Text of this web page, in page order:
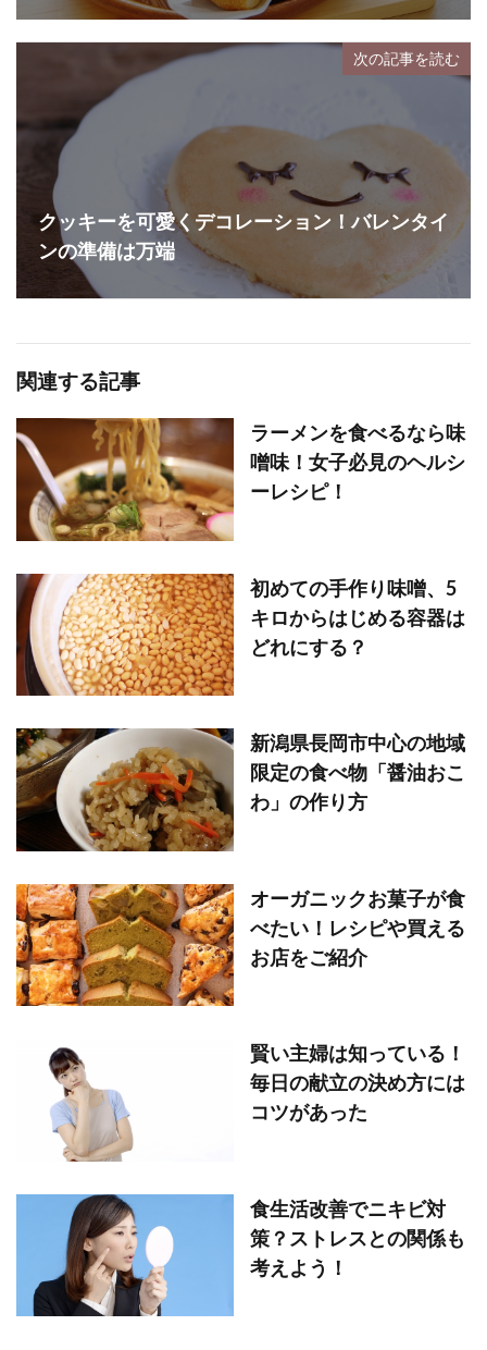
次の記事を読む
クッキーを可愛くデコレーション！バレンタイ
ンの準備は万端
関連する記事
ラーメンを食べるなら味
噌味！女子必見のヘルシ
ーレシピ！
初めての手作り味噌、5
キロからはじめる容器は
どれにする？
新潟県長岡市中心の地域
限定の食べ物「醤油おこ
わ」の作り方
オーガニックお菓子が食
べたい！レシピや買える
お店をご紹介
賢い主婦は知っている！
毎日の献立の決め方には
コツがあった
食生活改善でニキビ対
策？ストレスとの関係も
考えよう！